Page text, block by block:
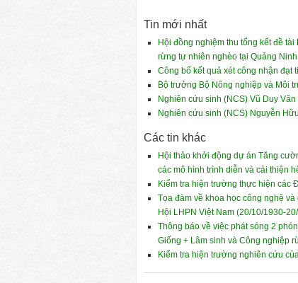
Tin mới nhất
Hội đồng nghiệm thu tổng kết đề
rừng tự nhiên nghèo tại Quảng Ninh
Công bố kết quả xét công nhận đạt
Bộ trưởng Bộ Nông nghiệp và Môi
Nghiên cứu sinh (NCS) Vũ Duy
Nghiên cứu sinh (NCS) Nguyễn
Các tin khác
Hội thảo khởi động dự án Tăng
các mô hình trình diễn và cải thiện
Kiểm tra hiện trường thực hiện các
Tọa đàm về khoa học công nghệ
Hội LHPN Việt Nam (20/10/1930-
Thông báo về việc phát sóng 2
Giống + Lâm sinh và Công nghiệp
Kiểm tra hiện trường nghiên cứu